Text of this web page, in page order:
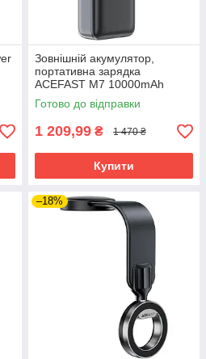
Зовнішній акумулятор,
портативна зарядка
ACEFAST M7 10000mAh
PD30W з кабелем USB-C
Готово до відправки
1 209,99 ₴ 1 470 ₴
Купити
–18%